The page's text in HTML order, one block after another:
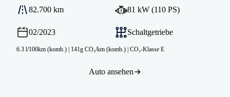
82.700 km 81 kW (110 PS)
02/2023 Schaltgetriebe
6.3 l/100km (komb.) | 141g CO₂/km (komb.) | CO₂-Klasse E
Auto ansehen